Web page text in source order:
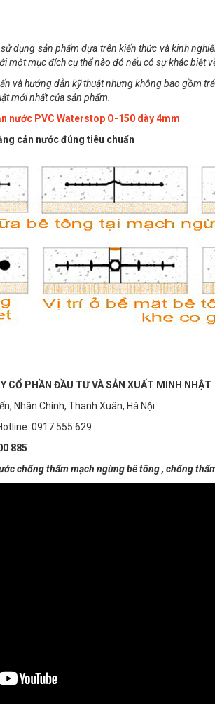
dụng sản phẩm dựa trên kiến thức và kinh
một mục đích cụ thể nào đó nếu có sự khác biệt
và hướng dẫn kỹ thuật nhưng không bao gồm
mới nhất của sản phẩm.
nước PVC Waterstop O-150 dày 4mm
cản nước đúng tiêu chuẩn
CỔ PHẦN ĐẦU TƯ VÀ SẢN XUẤT MINH NHẬT
Nhân Chính, Thanh Xuân, Hà Nội
0917 555 629
885
chống thấm mạch ngừng bê tông , chống